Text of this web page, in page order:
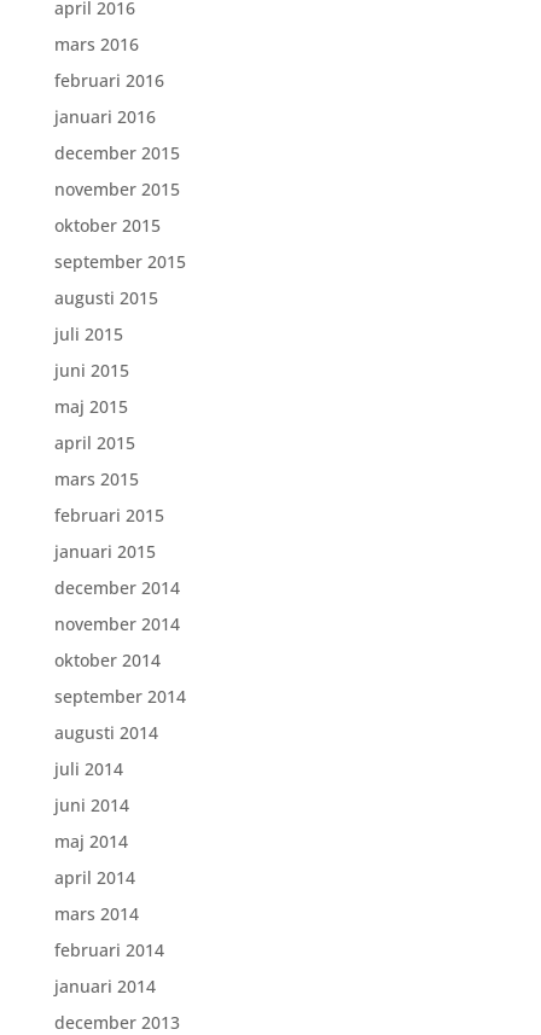
april 2016
mars 2016
februari 2016
januari 2016
december 2015
november 2015
oktober 2015
september 2015
augusti 2015
juli 2015
juni 2015
maj 2015
april 2015
mars 2015
februari 2015
januari 2015
december 2014
november 2014
oktober 2014
september 2014
augusti 2014
juli 2014
juni 2014
maj 2014
april 2014
mars 2014
februari 2014
januari 2014
december 2013